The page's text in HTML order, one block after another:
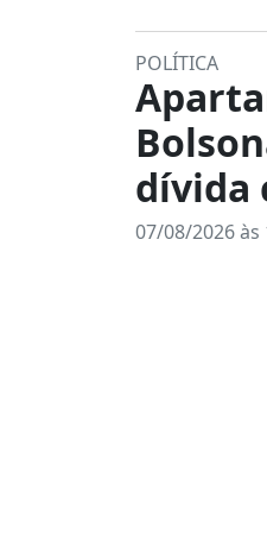
POLÍTICA
dívida
07/08/2026 às